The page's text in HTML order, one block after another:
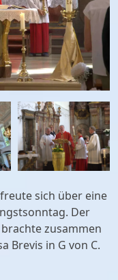
sich über eine
Der
zusammen
Brevis in G von C.